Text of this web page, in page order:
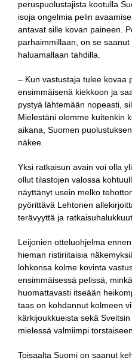
peruspuolustajista kootulla
isoja ongelmia pelin
antavat sille kovan paineen.
parhaimmillaan, on se
haluamallaan tahdilla.
– Kun vastustaja tulee kovaa
ensimmäisenä kiekkoon ja
pystyä lähtemään nopeasti,
Mielestäni olemme kuitenkin
aikana, Suomen
näkee.
Yksi ratkaisun avain voi olla
ollut tilastojen valossa
näyttänyt usein melko
pyörittävä Lehtonen
terävyyttä ja
Leijonien otteluohjelma
hieman ristiriitaisia
lohkonsa kolme kovinta
ensimmäisessä pelissä,
huomattavasti itseään
taas on kohdannut kolmeen
kärkijoukkueista sekä
mielessä valmiimpi
Toisaalta Suomi on saanut